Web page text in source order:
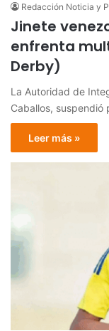
Redacción Noticia y
Jinete
enfrenta
Derby)
La Autoridad de
Caballos,
Leer más »